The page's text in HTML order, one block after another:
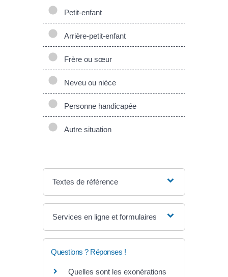
Petit-enfant
Arrière-petit-enfant
Frère ou sœur
Neveu ou nièce
Personne handicapée
Autre situation
Textes de référence
Services en ligne et formulaires
Questions ? Réponses !
Quelles sont les exonérations